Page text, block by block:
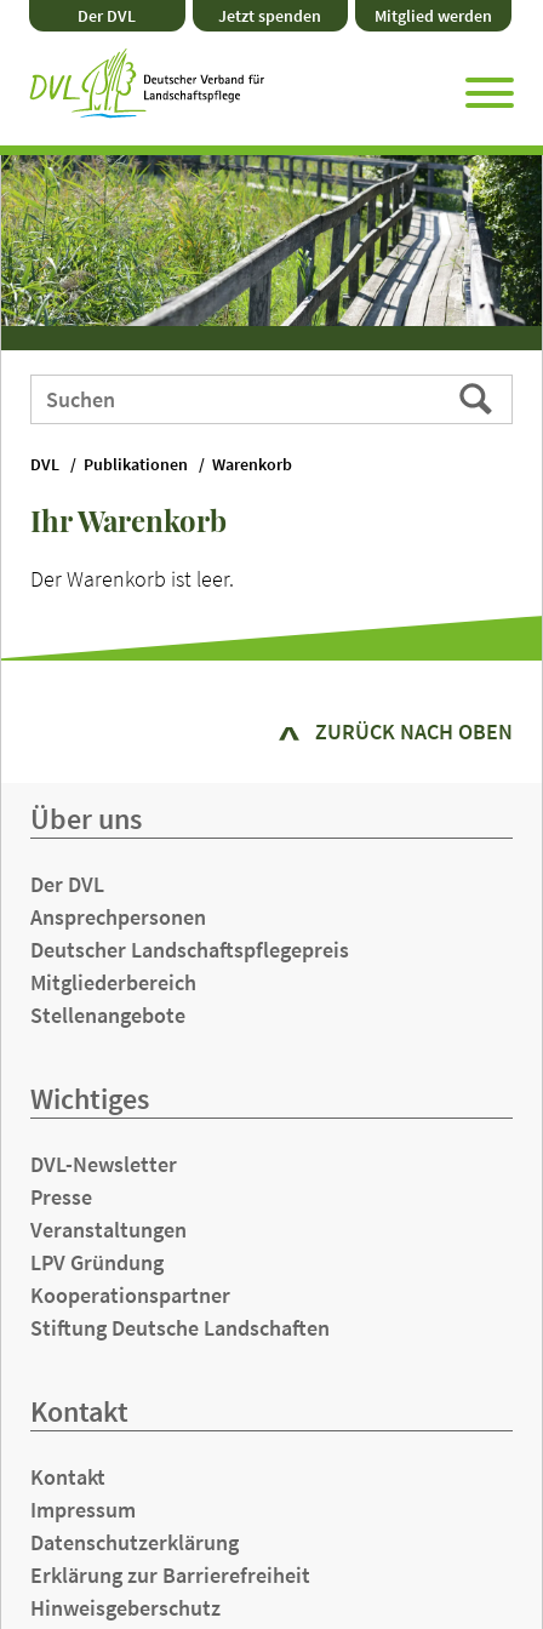
Direkt
zum
Zum
Hauptmenü
Zum
Seitenende
Zur
Website-
Der DVL Jetzt spenden Mitglied werden
Webauftritt
durchsuchen
Suchen
DVL Publikationen Warenkorb
Ihr Warenkorb
Der Warenkorb ist leer.
ZURÜCK NACH OBEN
Über uns
Der DVL
Ansprechpersonen
Deutscher Landschaftspflegepreis
Mitgliederbereich
Stellenangebote
Wichtiges
DVL-Newsletter
Presse
Veranstaltungen
LPV Gründung
Kooperationspartner
Stiftung Deutsche Landschaften
Kontakt
Kontakt
Impressum
Datenschutzerklärung
Erklärung zur Barrierefreiheit
Hinweisgeberschutz